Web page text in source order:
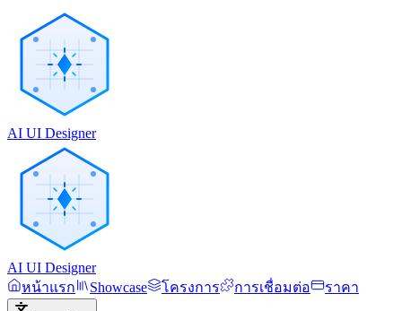
AI UI Designer
AI UI Designer
หน้าแรก
Showcase โครงการ การเชื่อมต่อ ราคา